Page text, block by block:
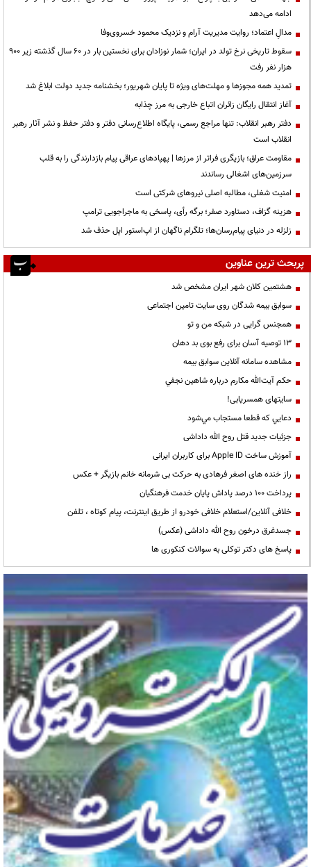
ادامه می‌دهد
مدالِ اعتماد؛ روایت مدیریت آرام و نزدیک محمود خسروی‌وفا
سقوط تاریخی نرخ تولد در ایران؛ شمار نوزادان برای نخستین بار در ۶۰ سال گذشته زیر ۹۰۰
هزار نفر رفت
تمدید همه مجوزها و مهلت‌های ویژه تا پایان شهریور؛ بخشنامه جدید دولت ابلاغ شد
آغاز انتقال رایگان زائران اتباع خارجی به مرز چذابه
دفتر رهبر انقلاب: تنها مراجع رسمی، پایگاه اطلاع‌رسانی دفتر و دفتر حفظ و نشر آثار رهبر
انقلاب است
مقاومت عراق؛ بازیگری فراتر از مرزها | پهپادهای عراقی پیام بازدارندگی را به قلب
سرزمین‌های اشغالی رساندند
‌امنیت شغلی، مطالبه اصلی نیروهای شرکتی است
هزینه گزاف، دستاورد صفر؛ برگه رأی، پاسخی به ماجراجویی ترامپ
زلزله در دنیای پیام‌رسان‌ها؛ تلگرام ناگهان از اپ‌استور اپل حذف شد
پربحث ترین عناوین
هشتمین کلان شهر ایران مشخص شد
سوابق بیمه شدگان روی سایت تامین اجتماعی
همجنس گرایی در شبکه من و تو
13 توصیه آسان برای رفع بوی بد دهان
مشاهده سامانه آنلاين سوابق بیمه
حكم آيت‌الله مكارم درباره شاهين نجفي
سایتهای همسریابی!
دعايي كه قطعا مستجاب مي‌شود
جزئیات جدید قتل روح الله داداشی
آموزش ساخت Apple ID برای کاربران ایرانی
راز خنده های اصغر فرهادی به حرکت بی شرمانه خانم بازیگر + عکس
پرداخت ۱۰۰ درصد پاداش پایان خدمت فرهنگیان
خلافی آنلاین/استعلام خلافی خودرو از طریق اینترنت، پیام کوتاه ، تلفن
جسدغرق درخون روح الله داداشی (عکس)
پاسخ های دکتر توکلی به سوالات کنکوری ها